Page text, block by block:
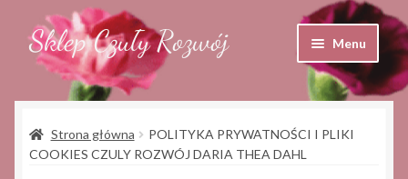
Przejdź
do
nawigacji
Przejdź
do
treści
Sklep Czuły Rozwój Menu
KoszykStrona główna
POLITYKA PRYWATNOŚCI I PLIKI
COOKIES CZULY ROZWÓJ DARIA THEA DAHL